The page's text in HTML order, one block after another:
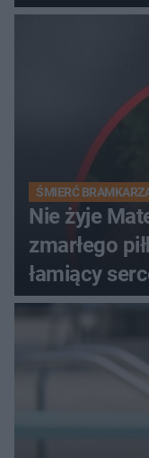
ŚMIERĆ
Nie żyje
zmarłego
łamiący